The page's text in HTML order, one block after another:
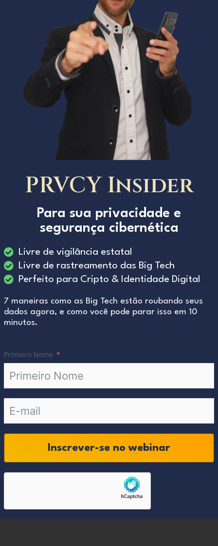
PRVCY Insider
Para sua privacidade e
segurança cibernética
Livre de vigilância estatal
Livre de rastreamento das Big Tech
Perfeito para Cripto & Identidade Digital
7 maneiras como as Big Tech estão roubando seus
dados agora, e como você pode parar isso em 10
minutos.
Primeiro Nome
Inscrever-se no webinar